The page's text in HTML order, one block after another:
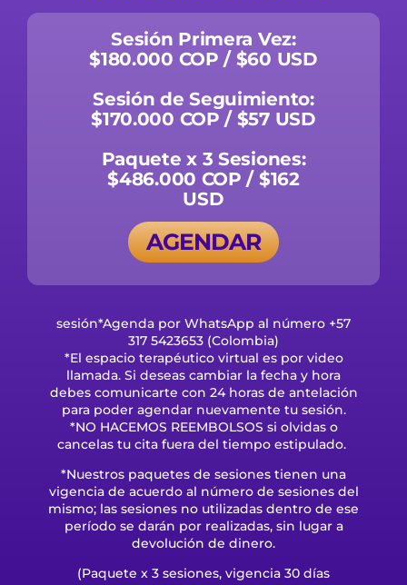
Sesión Primera Vez:
$180.000 COP / $60 USD
Sesión de Seguimiento:
$170.000 COP / $57 USD
Paquete x 3 Sesiones:
$486.000 COP / $162
USD
AGENDAR
sesión*Agenda por WhatsApp al número +57
317 5423653 (Colombia)
*El espacio terapéutico virtual es por video
llamada. Si deseas cambiar la fecha y hora
debes comunicarte con 24 horas de antelación
para poder agendar nuevamente tu sesión.
*NO HACEMOS REEMBOLSOS si olvidas o
cancelas tu cita fuera del tiempo estipulado.
*Nuestros paquetes de sesiones tienen una
vigencia de acuerdo al número de sesiones del
mismo; las sesiones no utilizadas dentro de ese
período se darán por realizadas, sin lugar a
devolución de dinero.
(Paquete x 3 sesiones, vigencia 30 días